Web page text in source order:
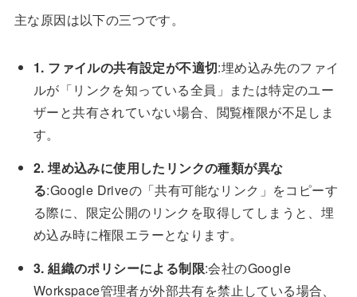
主な原因は以下の三つです。
1. ファイルの共有設定が不適切:埋め込み先のファイ
ルが「リンクを知っている全員」または特定のユー
ザーと共有されていない場合、閲覧権限が不足しま
す。
2. 埋め込みに使用したリンクの種類が異な
る:Google Driveの「共有可能なリンク」をコピーす
る際に、限定公開のリンクを取得してしまうと、埋
め込み時に権限エラーとなります。
3. 組織のポリシーによる制限:会社のGoogle
Workspace管理者が外部共有を禁止している場合、